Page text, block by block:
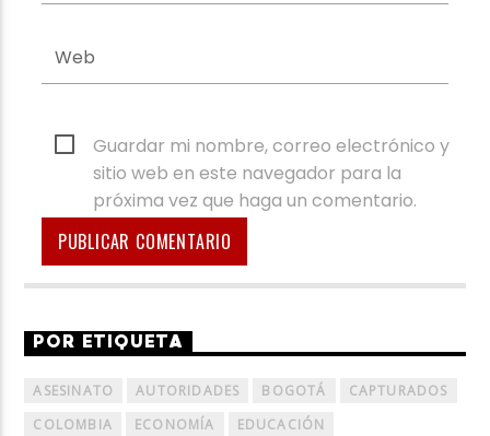
Guardar mi nombre, correo electrónico y
sitio web en este navegador para la
próxima vez que haga un comentario.
POR ETIQUETA
ASESINATO AUTORIDADES BOGOTÁ
CAPTURADOS
COLOMBIA
ECONOMÍA
EDUCACIÓN